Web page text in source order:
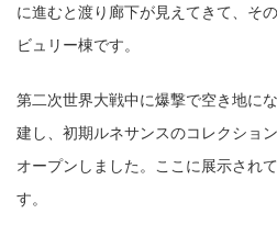
に進むと渡り廊下が見えてきて、そ
ビュリー棟です。
第二次世界大戦中に爆撃で空き地に
建し、初期ルネサンスのコレクショ
オープンしました。ここに展示され
す。